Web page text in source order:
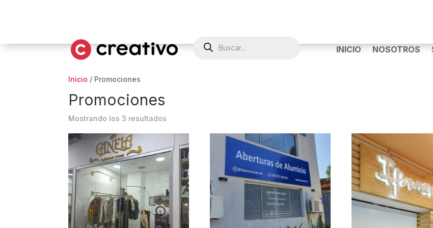
de
productos
INICIO NOSOTROS
Inicio / Promociones
Promociones
Mostrando los 3 resultados